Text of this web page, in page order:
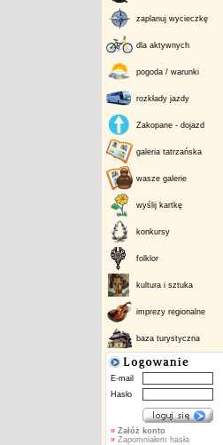
zaplanuj wycieczkę
dla aktywnych
pogoda / warunki
rozkłady jazdy
Zakopane - dojazd
galeria tatrzańska
wasze galerie
wyślij kartkę
konkursy
folklor
kultura i sztuka
imprezy regionalne
baza turystyczna
E-mail
Hasło
» Załóż konto
»Zapomniałem hasła